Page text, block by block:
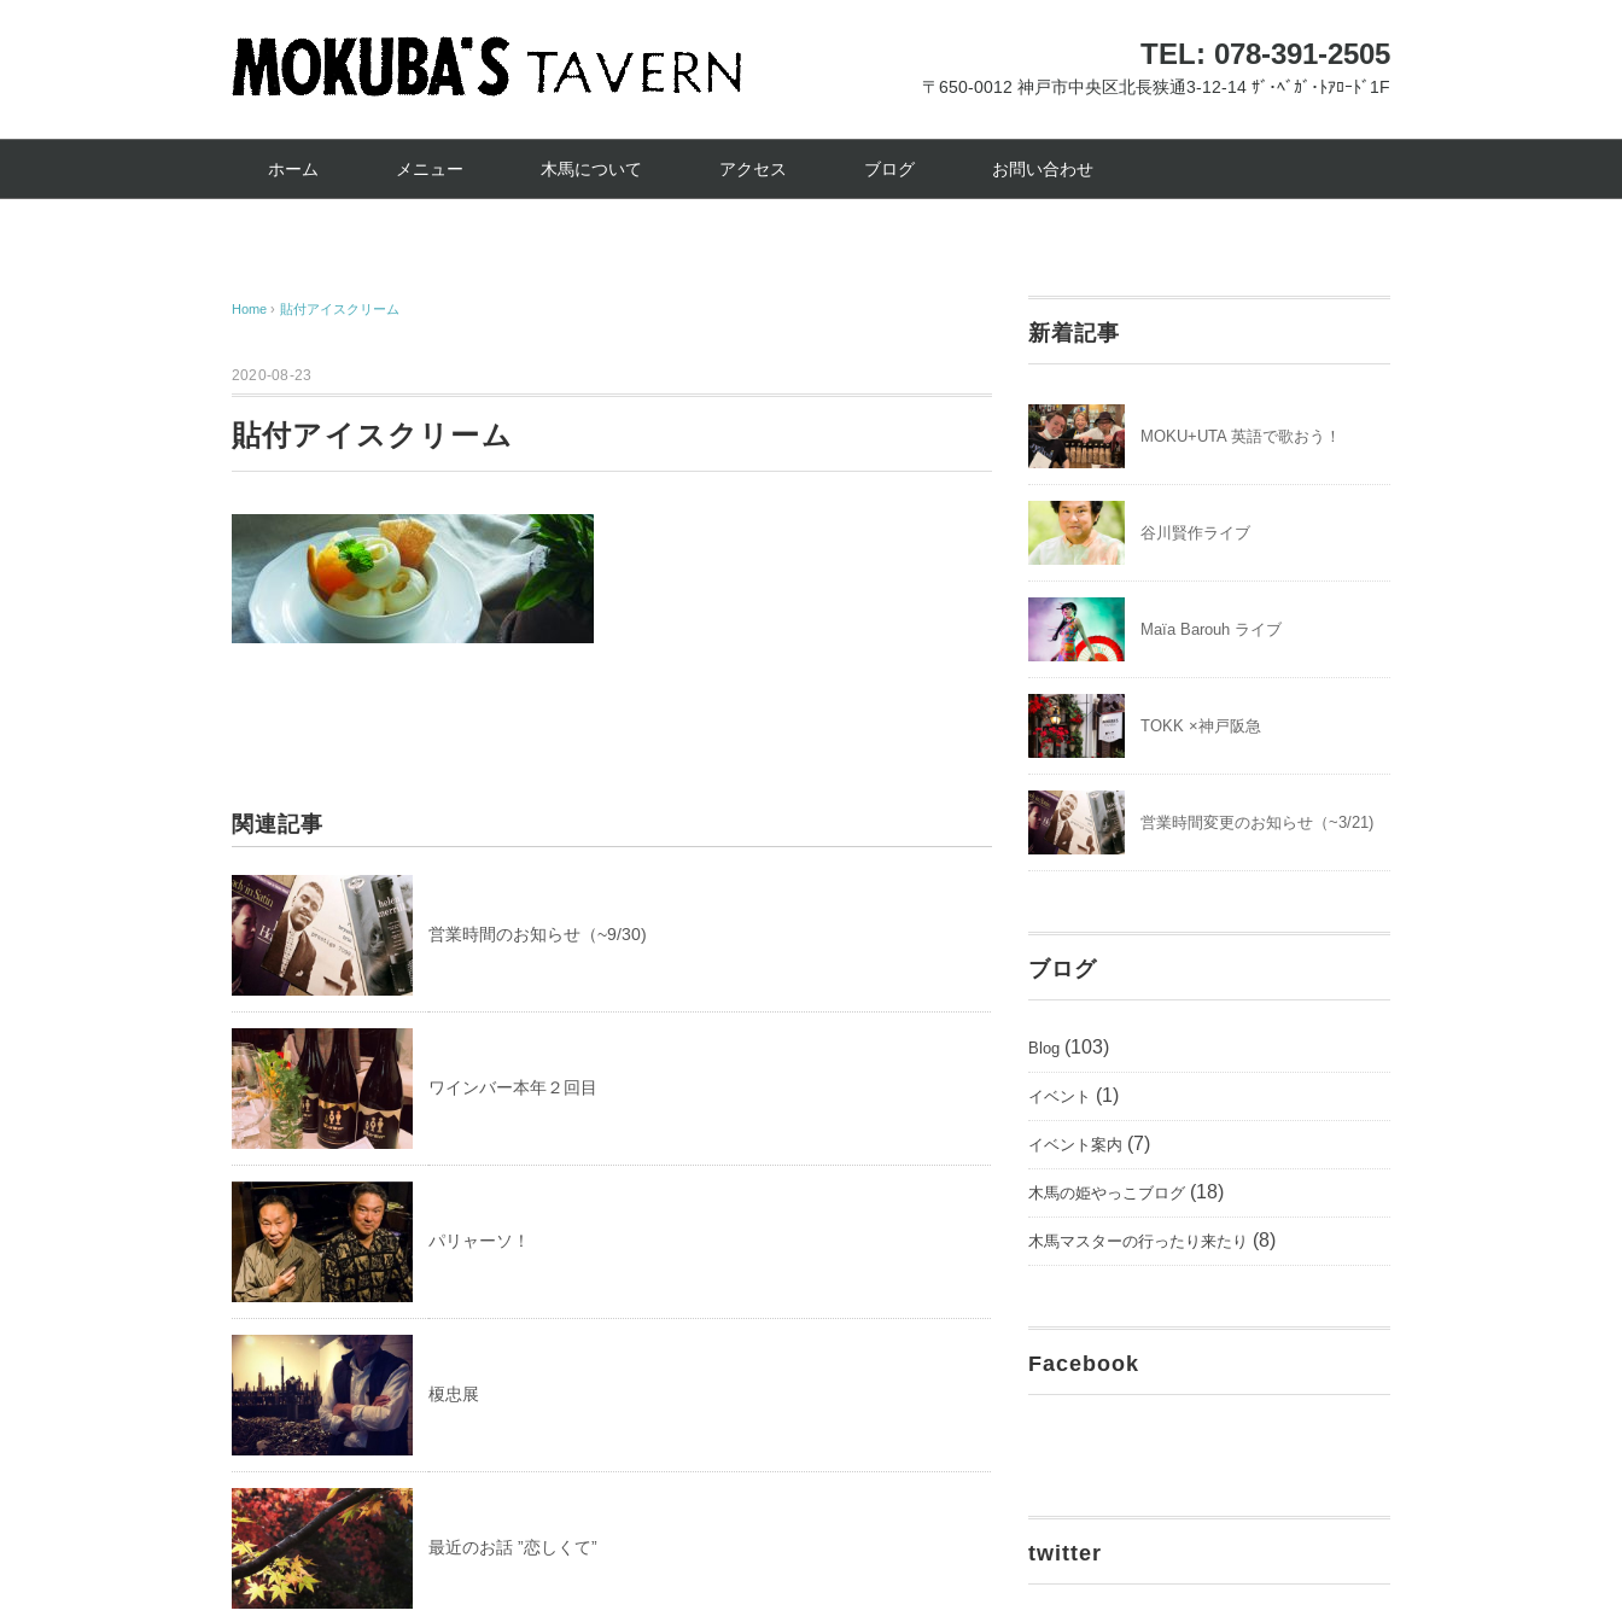
TEL: 078-391-2505
〒650-0012 神戸市中央区北長狭通3-12-14 ｻﾞ･ﾍﾞｶﾞ･ﾄｱﾛｰﾄﾞ1F
ホーム メニュー 木馬について アクセス ブログ お問い合わせ
Home › 貼付アイスクリーム
2020-08-23
貼付アイスクリーム
関連記事
営業時間のお知らせ（~9/30)
ワインバー本年２回目
パリャーソ！
榎忠展
最近のお話 ”恋しくて”
新着記事
MOKU+UTA 英語で歌おう！
谷川賢作ライブ
Maïa Barouh ライブ
TOKK ×神戸阪急
営業時間変更のお知らせ（~3/21)
ブログ
Blog (103)
イベント (1)
イベント案内 (7)
木馬の姫やっこブログ (18)
木馬マスターの行ったり来たり (8)
Facebook
twitter